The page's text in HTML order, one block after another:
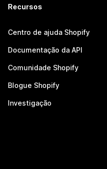
Recursos
Centro de ajuda Shopify
Documentação da API
Comunidade Shopify
Blogue Shopify
Investigação